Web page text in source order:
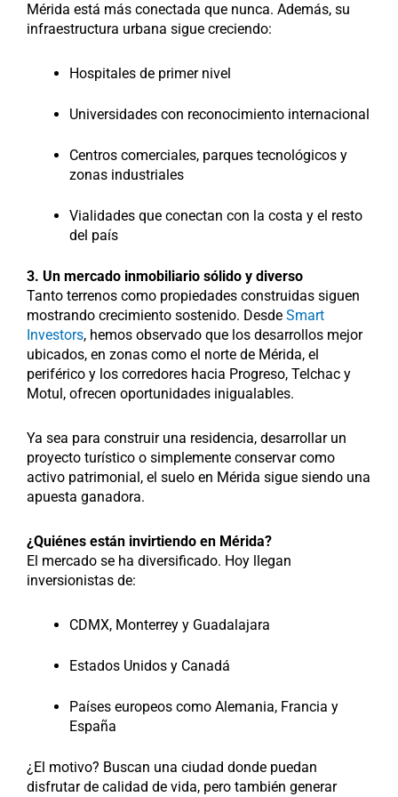
Mérida está más conectada que nunca. Además, su
infraestructura urbana sigue creciendo:
Hospitales de primer nivel
Universidades con reconocimiento internacional
Centros comerciales, parques tecnológicos y
zonas industriales
Vialidades que conectan con la costa y el resto
del país
3. Un mercado inmobiliario sólido y diverso
Tanto terrenos como propiedades construidas siguen
mostrando crecimiento sostenido. Desde Smart
Investors, hemos observado que los desarrollos mejor
ubicados, en zonas como el norte de Mérida, el
periférico y los corredores hacia Progreso, Telchac y
Motul, ofrecen oportunidades inigualables.
Ya sea para construir una residencia, desarrollar un
proyecto turístico o simplemente conservar como
activo patrimonial, el suelo en Mérida sigue siendo una
apuesta ganadora.
¿Quiénes están invirtiendo en Mérida?
El mercado se ha diversificado. Hoy llegan
inversionistas de:
CDMX, Monterrey y Guadalajara
Estados Unidos y Canadá
Países europeos como Alemania, Francia y
España
¿El motivo? Buscan una ciudad donde puedan
disfrutar de calidad de vida, pero también generar